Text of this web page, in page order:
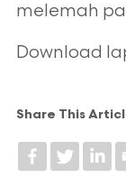
melemah
Download
Share This